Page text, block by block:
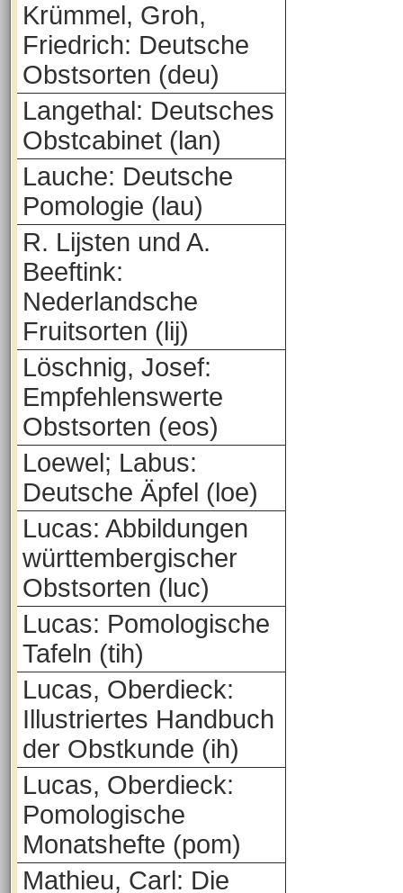
Krümmel, Groh,
Friedrich: Deutsche
Obstsorten (deu)
Langethal: Deutsches
Obstcabinet (lan)
Lauche: Deutsche
Pomologie (lau)
R. Lijsten und A.
Beeftink:
Nederlandsche
Fruitsorten (lij)
Löschnig, Josef:
Empfehlenswerte
Obstsorten (eos)
Loewel; Labus:
Deutsche Äpfel (loe)
Lucas: Abbildungen
württembergischer
Obstsorten (luc)
Lucas: Pomologische
Tafeln (tih)
Lucas, Oberdieck:
Illustriertes Handbuch
der Obstkunde (ih)
Lucas, Oberdieck:
Pomologische
Monatshefte (pom)
Mathieu, Carl: Die